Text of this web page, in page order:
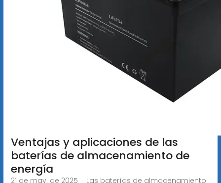
Ventajas y aplicaciones de las
baterías de almacenamiento de
energía
21 de may. de 2025 · Las baterías de almacenamiento